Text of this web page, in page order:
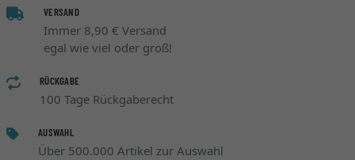
VERSAND
Immer 8,90 € Versand
egal wie viel oder groß!
RÜCKGABE
100 Tage Rückgaberecht
AUSWAHL
Über 500.000 Artikel zur Auswahl